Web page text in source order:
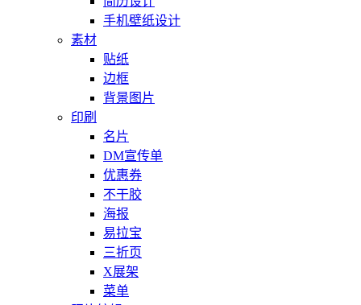
手机壁纸设计
素材
贴纸
边框
背景图片
印刷
名片
DM宣传单
优惠券
不干胶
海报
易拉宝
三折页
X展架
菜单